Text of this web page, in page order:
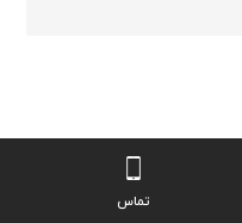
تماس